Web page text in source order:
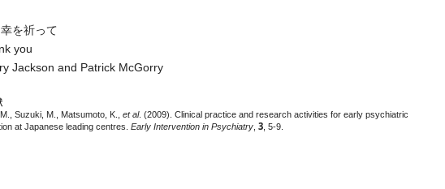
を祈って
you
Jackson and Patrick McGorry
Suzuki, M., Matsumoto, K., et al. (2009). Clinical practice and research activities for early psychiatric
at Japanese leading centres. Early Intervention in Psychiatry 3 , 5-9.